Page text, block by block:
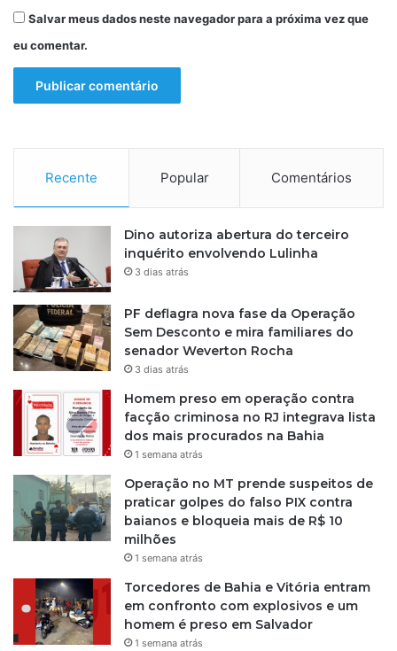
r
c
e
p
a
e
ô
n
c
a
,
z
p
o
l
í
Salvar meus dados neste navegador para a próxima vez que
eu comentar.
Recente Popular Comentários
Dino autoriza abertura do terceiro
inquérito envolvendo Lulinha
3 dias atrás
PF deflagra nova fase da Operação
Sem Desconto e mira familiares do
senador Weverton Rocha
3 dias atrás
Homem preso em operação contra
facção criminosa no RJ integrava lista
dos mais procurados na Bahia
1 semana atrás
Operação no MT prende suspeitos de
praticar golpes do falso PIX contra
baianos e bloqueia mais de R$ 10
milhões
1 semana atrás
Torcedores de Bahia e Vitória entram
em confronto com explosivos e um
homem é preso em Salvador
1 semana atrás